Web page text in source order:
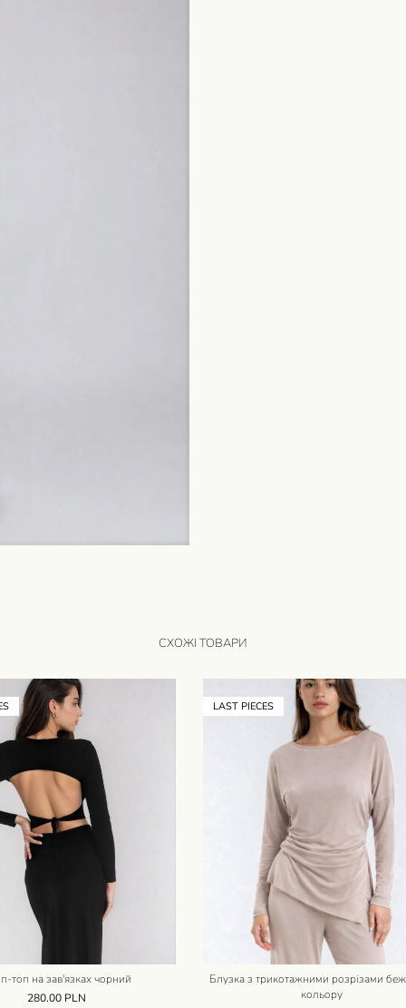
СХОЖІ ТОВАРИ
топ на зав'язках чорний
280.00 PLN
LAST PIECES
Блузка з трикотажними розрізами
кольору